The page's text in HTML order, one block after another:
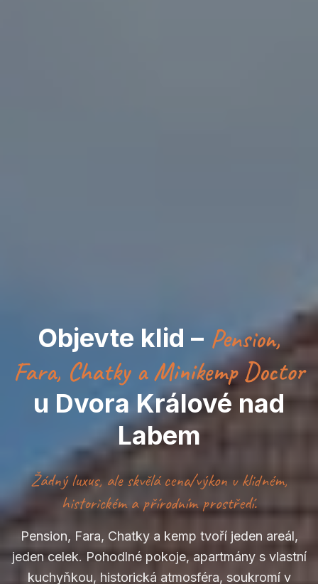
Objevte klid – Pension,
Fara, Chatky a Minikemp Doctor
u Dvora Králové nad
Labem
Žádný luxus, ale skvělá cena/výkon v klidném,
historickém a přírodním prostředí.
Pension, Fara, Chatky a kemp tvoří jeden areál,
jeden celek. Pohodlné pokoje, apartmány s vlastní
kuchyňkou, historická atmosféra, soukromí v